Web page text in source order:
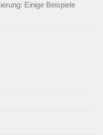
Einige Beispiele